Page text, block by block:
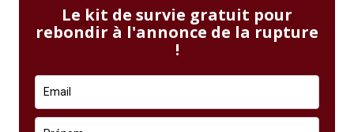
Le kit de survie gratuit pour
rebondir à l'annonce de la rupture
!